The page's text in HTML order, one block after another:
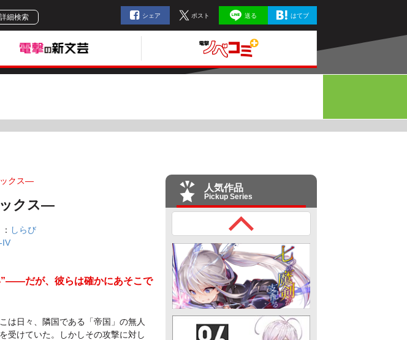
詳細検索 シェア ポスト 送る はてブ
クス―
クス―
しらび
IV
”――だが、彼らは確かにあそこで
は日々、隣国である「帝国」の無人
受けていた。しかしその攻撃に対し
人気作品
Pickup Series